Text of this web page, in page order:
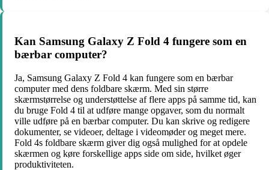
Kan Samsung Galaxy Z Fold 4 fungere som en
bærbar computer?
Ja, Samsung Galaxy Z Fold 4 kan fungere som en bærbar
computer med dens foldbare skærm. Med sin større
skærmstørrelse og understøttelse af flere apps på samme tid, kan
du bruge Fold 4 til at udføre mange opgaver, som du normalt
ville udføre på en bærbar computer. Du kan skrive og redigere
dokumenter, se videoer, deltage i videomøder og meget mere.
Fold 4s foldbare skærm giver dig også mulighed for at opdele
skærmen og køre forskellige apps side om side, hvilket øger
produktiviteten.